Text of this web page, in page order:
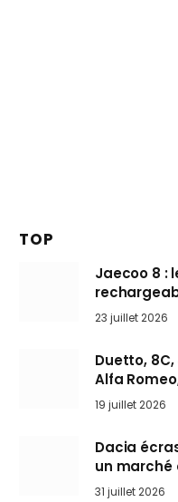
TOP
Jaecoo 8 :
arrive en
23 juillet 2026
Duetto,
Alfa
l’art de
19 juillet 2026
Dacia
un marché
31 juillet 2026